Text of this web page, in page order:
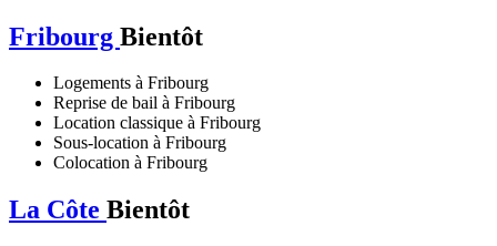
Fribourg Bientôt
Logements à Fribourg
Reprise de bail à Fribourg
Location classique à Fribourg
Sous-location à Fribourg
Colocation à Fribourg
La Côte Bientôt